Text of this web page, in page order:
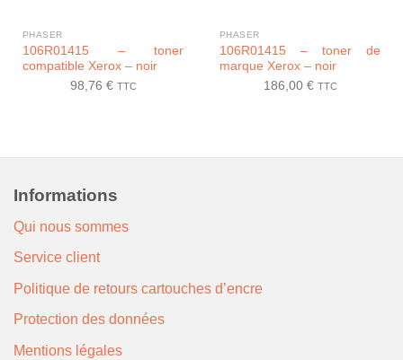
PHASER
106R01415 – toner
compatible Xerox – noir
98,76 € TTC
PHASER
106R01415 – toner de
marque Xerox – noir
186,00 € TTC
Informations
Qui nous sommes
Service client
Politique de retours cartouches d’encre
Protection des données
Mentions légales